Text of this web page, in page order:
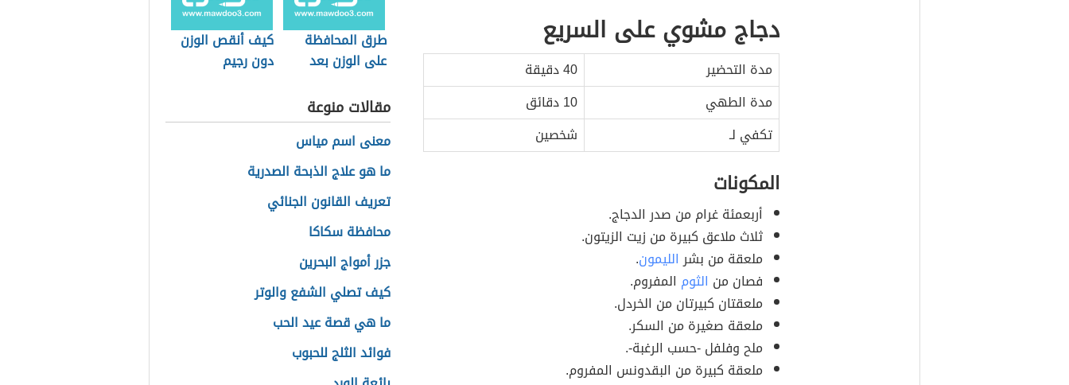
دجاج مشوي على السريع
مدة التحضير
40 دقيقة
مدة الطهي
10 دقائق
تكفي لـ
شخصين
المكونات
أربعمئة غرام من صدر الدجاج.
ثلاث ملاعق كبيرة من زيت الزيتون.
ملعقة من بشرالليمون.
فصان من الثوم المفروم.
ملعقتان كبيرتان من الخردل.
ملعقة صغيرة من السكر.
ملح وفلفل -حسب الرغبة-.
ملعقة كبيرة من البقدونس المفروم.
طرق المحافظة
على الوزن بعد
كيف أنقص الوزن
دون رجيم
مقالات منوعة
معنى اسم مياس
ما هو علاج الذبحة الصدرية
تعريف القانون الجنائي
محافظة سكاكا
جزر أمواج البحرين
كيف تصلي الشفع والوتر
ما هي قصة عيد الحب
فوائد الثلج للحبوب